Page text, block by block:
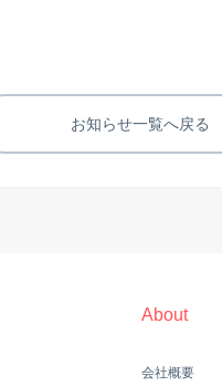
お知らせ一覧へ戻る
About
会社概要